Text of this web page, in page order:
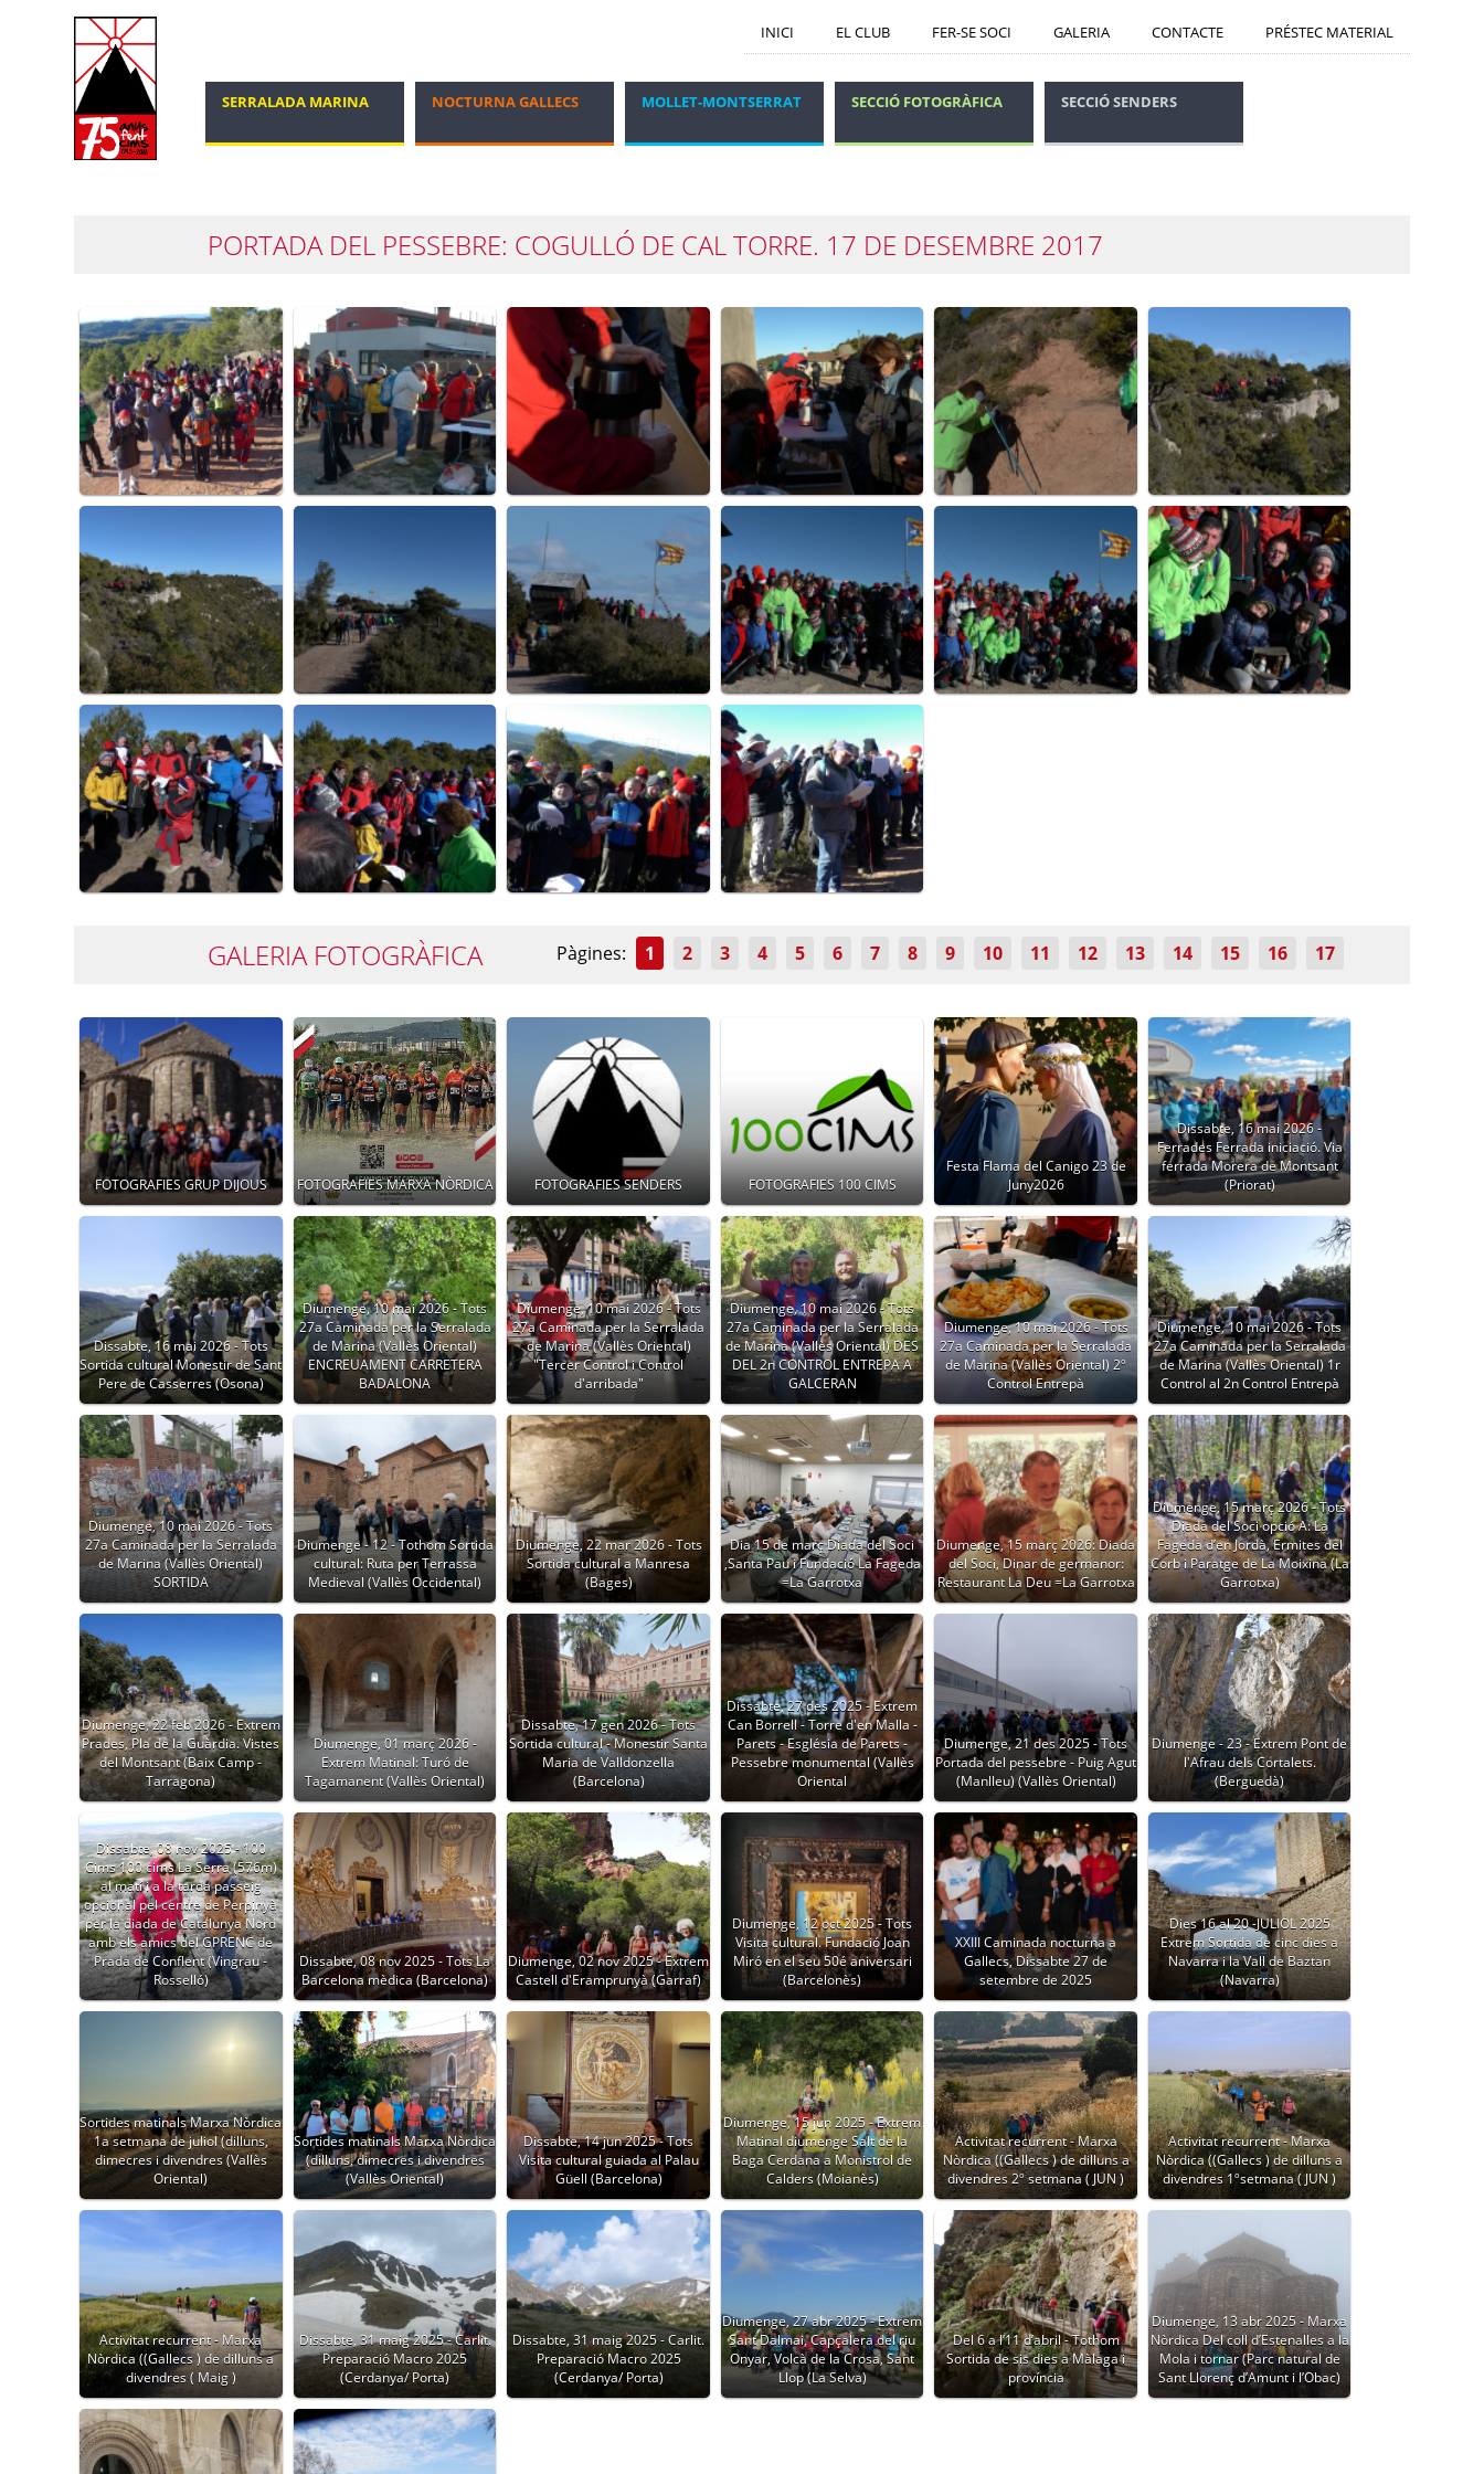
INICI EL CLUB FER-SE SOCI GALERIA CONTACTE PRÉSTEC MATERIAL
SERRALADA MARINA NOCTURNA GALLECS MOLLET-MONTSERRAT SECCIÓ FOTOGRÀFICA SECCIÓ SENDERS
PORTADA DEL PESSEBRE: COGULLÓ DE CAL TORRE. 17 DE DESEMBRE 2017
Pàgines: 1 2 3 4 5 6 7 8 9 10 11 12 13 14 15 16 17
GALERIA FOTOGRÀFICA
FOTOGRAFIES GRUP DIJOUS FOTOGRAFIES MARXA NÒRDICA FOTOGRAFIES SENDERS FOTOGRAFIES 100 CIMS
Festa Flama del Canigo 23 de
Juny2026
Dissabte, 16 mai 2026 -
Ferrades Ferrada iniciació. Via
ferrada Morera de Montsant
(Priorat)
Dissabte, 16 mai 2026 - Tots
Sortida cultural Monestir de Sant
Pere de Casserres (Osona)
Diumenge, 10 mai 2026 - Tots
27a Caminada per la Serralada
de Marina (Vallès Oriental)
ENCREUAMENT CARRETERA
BADALONA
Diumenge, 10 mai 2026 - Tots
27a Caminada per la Serralada
de Marina (Vallès Oriental)
"Tercer Control i Control
d'arribada"
Diumenge, 10 mai 2026 - Tots
27a Caminada per la Serralada
de Marina (Vallès Oriental) DES
DEL 2n CONTROL ENTREPA A
GALCERAN
Diumenge, 10 mai 2026 - Tots
27a Caminada per la Serralada
de Marina (Vallès Oriental) 2º
Control Entrepà
Diumenge, 10 mai 2026 - Tots
27a Caminada per la Serralada
de Marina (Vallès Oriental) 1r
Control al 2n Control Entrepà
Diumenge, 10 mai 2026 - Tots
27a Caminada per la Serralada
de Marina (Vallès Oriental)
SORTIDA
Diumenge - 12 - Tothom Sortida
cultural: Ruta per Terrassa
Medieval (Vallès Occidental)
Diumenge, 22 mar 2026 - Tots
Sortida cultural a Manresa
(Bages)
Dia 15 de març Diada del Soci
,Santa Pau i Fundació La Fageda
=La Garrotxa
Diumenge, 15 març 2026: Diada
del Soci, Dinar de germanor:
Restaurant La Deu =La Garrotxa
Diumenge, 15 març 2026 - Tots
Diada del Soci opció A: La
Fageda d’en Jordà, Ermites del
Corb i Paratge de La Moixina (La
Garrotxa)
Diumenge, 22 feb 2026 - Extrem
Prades, Pla de la Guàrdia. Vistes
del Montsant (Baix Camp -
Tarragona)
Diumenge, 01 març 2026 -
Extrem Matinal: Turó de
Tagamanent (Vallès Oriental)
Dissabte, 17 gen 2026 - Tots
Sortida cultural - Monestir Santa
Maria de Valldonzella
(Barcelona)
Dissabte, 27 des 2025 - Extrem
Can Borrell - Torre d'en Malla -
Parets - Església de Parets -
Pessebre monumental (Vallès
Oriental
Diumenge, 21 des 2025 - Tots
Portada del pessebre - Puig Agut
(Manlleu) (Vallès Oriental)
Diumenge - 23 - Extrem Pont de
l'Afrau dels Cortalets.
(Berguedà)
Dissabte, 08 nov 2025 - 100
Cims 100 cims La Serra (576m)
al matí i a la tarda passeig
opcional pel centre de Perpinyà
per la diada de Catalunya Nord
amb els amics del GPRENC de
Prada de Conflent (Vingrau -
Rosselló)
Dissabte, 08 nov 2025 - Tots La
Barcelona mèdica (Barcelona)
Diumenge, 02 nov 2025 - Extrem
Castell d'Eramprunyà (Garraf)
Diumenge, 12 oct 2025 - Tots
Visita cultural. Fundació Joan
Miró en el seu 50é aniversari
(Barcelonès)
XXIII Caminada nocturna a
Gallecs, Dissabte 27 de
setembre de 2025
Dies 16 al 20 -JULIOL 2025
Extrem Sortida de cinc dies a
Navarra i la Vall de Baztan
(Navarra)
Sortides matinals Marxa Nòrdica
1a setmana de juliol (dilluns,
dimecres i divendres (Vallès
Oriental)
Sortides matinals Marxa Nòrdica
(dilluns, dimecres i divendres
(Vallès Oriental)
Dissabte, 14 jun 2025 - Tots
Visita cultural guiada al Palau
Güell (Barcelona)
Diumenge, 15 jun 2025 - Extrem
Matinal diumenge Salt de la
Baga Cerdana a Monistrol de
Calders (Moianès)
Activitat recurrent - Marxa
Nòrdica ((Gallecs ) de dilluns a
divendres 2º setmana ( JUN )
Activitat recurrent - Marxa
Nòrdica ((Gallecs ) de dilluns a
divendres 1ºsetmana ( JUN )
Activitat recurrent - Marxa
Nòrdica ((Gallecs ) de dilluns a
divendres ( Maig )
Dissabte, 31 maig 2025 - Carlit.
Preparació Macro 2025
(Cerdanya/ Porta)
Dissabte, 31 maig 2025 - Carlit.
Preparació Macro 2025
(Cerdanya/ Porta)
Diumenge, 27 abr 2025 - Extrem
Sant Dalmai, Capçalera del riu
Onyar, Volcà de la Crosa, Sant
Llop (La Selva)
Del 6 a l’11 d’abril - Tothom
Sortida de sis dies a Màlaga i
província
Diumenge, 13 abr 2025 - Marxa
Nòrdica Del coll d’Estenalles a la
Mola i tornar (Parc natural de
Sant Llorenç d’Amunt i l’Obac)